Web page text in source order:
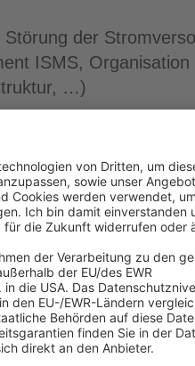
der
ISMS,
…)
die Praxis.
steht seit dem
Jahr die Bausteine
der Rollen wurde